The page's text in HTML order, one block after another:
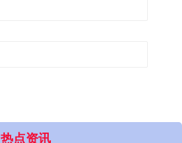
热点资讯